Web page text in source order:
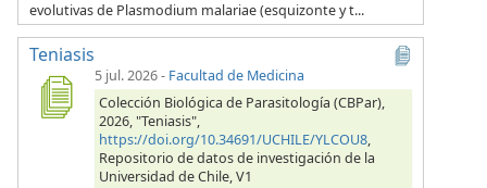
evolutivas de Plasmodium malariae (esquizonte y t...
Teniasis
5 jul. 2026- Facultad de Medicina
Colección Biológica de Parasitología (CBPar),
2026, "Teniasis",
https://doi.org/10.34691/UCHILE/YLCOU8,
Repositorio de datos de investigación de la
Universidad de Chile, V1